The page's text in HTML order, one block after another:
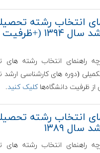
انتخاب رشته
کارشناسی ارشد سال ۱۳۹۴ (+ظرفیت
راهنمای انتخاب رشته های
(دوره های کارشناسی ارشد
کلیک کنید.
انتخاب رشته
۱۳۸۹
راهنمای انتخاب رشته های